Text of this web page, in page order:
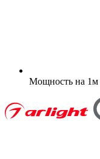
Мощность на 1м